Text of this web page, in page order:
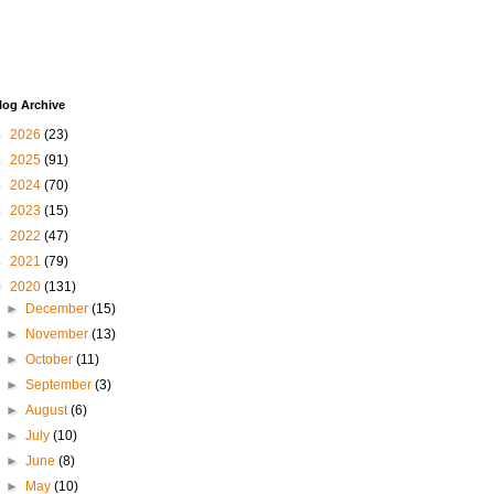
Archive
2026 (23)
2025 (91)
2024 (70)
2023 (15)
2022 (47)
2021 (79)
2020 (131)
►
December(15)
►
November(13)
►October(11)
►September(3)
►August(6)
►July(10)
►June(8)
►
May(10)